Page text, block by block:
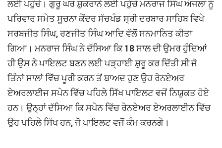
ਲਈ ਪਹੁੰਚੇ। ਗੁਰੂ ਘਰ ਸ਼ੁਕਰਾਨੇ ਲਈ ਪਹੁੰਚੇ ਮਨਰਾਜ ਸਿੰਘ ਔਜਲਾ ਨੂੰ
ਪਰਿਵਾਰ ਸਮੇਤ ਸੂਚਨਾ ਕੇਂਦਰ ਸੱਚਖੰਡ ਸ੍ਰੀ ਦਰਬਾਰ ਸਾਹਿਬ ਵਿਖੇ
ਸਰਬਜੀਤ ਸਿੰਘ, ਰਣਜੀਤ ਸਿੰਘ ਆਦਿ ਵੱਲੋਂ ਸਨਮਾਨਿਤ ਕੀਤਾ
ਗਿਆ। ਮਨਰਾਜ ਸਿੰਘ ਨੇ ਦੱਸਿਆ ਕਿ 18 ਸਾਲ ਦੀ ਉਮਰ ਹੁੰਦਿਆਂ
ਹੀ ਉਸ ਨੇ ਪਾਇਲਟ ਬਣਨ ਲਈ ਪੜ੍ਹਾਈ ਸ਼ੁਰੂ ਕਰ ਦਿੱਤੀ ਸੀ ਜੋ
ਤਿੰਨਾਂ ਸਾਲਾਂ ਵਿੱਚ ਪੂਰੀ ਕਰਨ ਤੋਂ ਬਾਅਦ ਹੁਣ ਉਹ ਰੇਨਏਅਰ
ਏਅਰਲਾਈਜ ਸਪੇਨ ਵਿੱਚ ਪਹਿਲੇ ਸਿੱਖ ਪਾਇਲਟ ਵਜੋਂ ਨਿਯੁਕਤ ਹੋਏ
ਹਨ। ਉਨ੍ਹਾਂ ਦੱਸਿਆ ਕਿ ਸਪੇਨ ਵਿੱਚ ਰੇਨਏਅਰ ਏਅਰਲਾਈਨ ਵਿੱਚ
ਉਹ ਪਹਿਲੇ ਸਿੱਖ ਹਨ, ਜੋ ਪਾਇਲਟ ਵਜੋਂ ਕੰਮ ਕਰਨਗੇ।